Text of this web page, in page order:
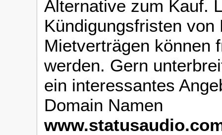
Alternative zum Kauf.
Kündigungsfristen von
Mietverträgen können
werden. Gern
ein interessantes
Domain Namen